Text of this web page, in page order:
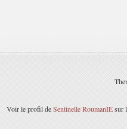
Voir le profil deSentinelle RoumanIEsur